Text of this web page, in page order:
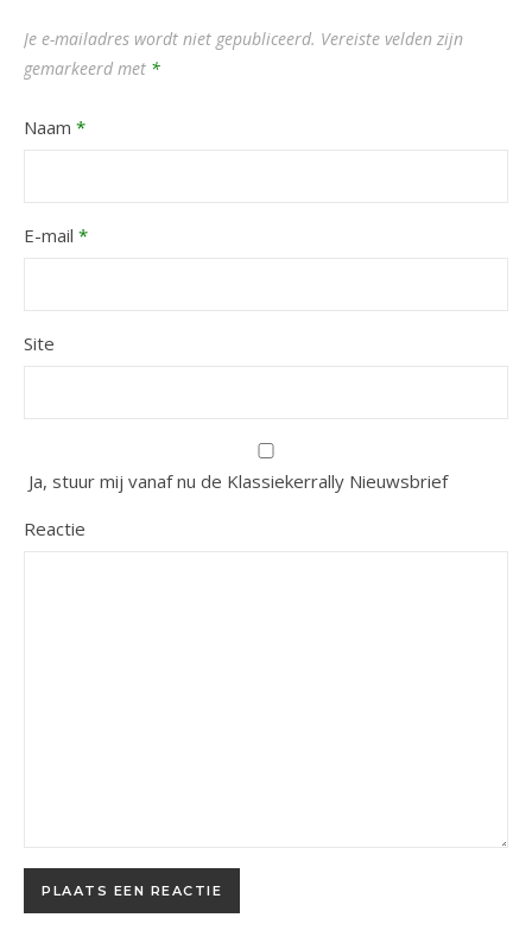
Je e-mailadres wordt niet gepubliceerd. Vereiste velden zijn
gemarkeerd met *
Naam *
E-mail *
Site
Ja, stuur mij vanaf nu de Klassiekerrally Nieuwsbrief
Reactie